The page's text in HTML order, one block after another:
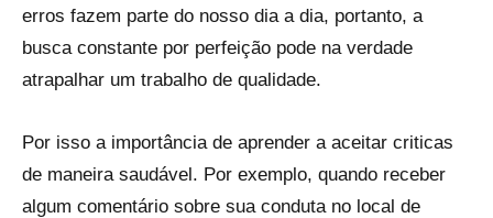
erros fazem parte do nosso dia a dia, portanto, a
busca constante por perfeição pode na verdade
atrapalhar um trabalho de qualidade.
Por isso a importância de aprender a aceitar criticas
de maneira saudável. Por exemplo, quando receber
algum comentário sobre sua conduta no local de